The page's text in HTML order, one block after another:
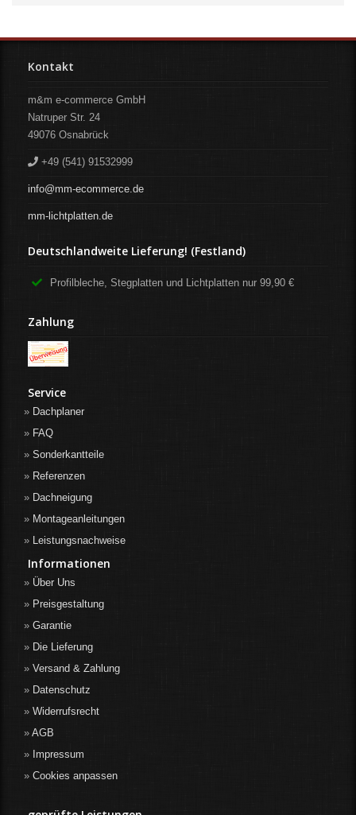
Kontakt
m&m e-commerce GmbH
Natruper Str. 24
49076 Osnabrück
+49 (541) 91532999
info@mm-ecommerce.de
mm-lichtplatten.de
Deutschlandweite Lieferung! (Festland)
Profilbleche, Stegplatten und Lichtplatten nur 99,90 €
Zahlung
Service
Dachplaner
FAQ
Sonderkantteile
Referenzen
Dachneigung
Montageanleitungen
Leistungsnachweise
Informationen
Über Uns
Preisgestaltung
Garantie
Die Lieferung
Versand & Zahlung
Datenschutz
Widerrufsrecht
AGB
Impressum
Cookies anpassen